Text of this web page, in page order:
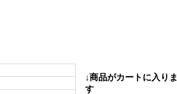
↓商品がカートに入りま
す